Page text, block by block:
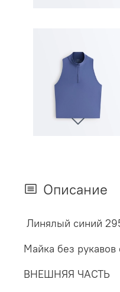
Описание
Линялый синий
Майка без
ВНЕШНЯЯ ЧАСТЬ